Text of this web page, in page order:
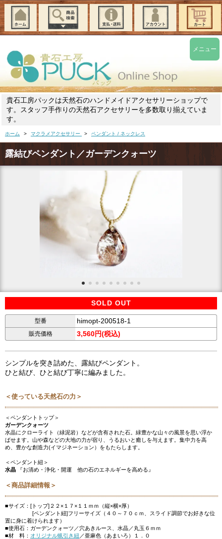
貴石工房パックは天然石のハンドメイドアクセサリーショップで
す。スタッフ手作りの天然石アクセサリーを多数取り揃えていま
す。
ホーム > マクラメアクセサリー > ペンダント / ネックレス
露結びペンダント／ガーデンクォーツ
SOLD OUT
型番 himopt-200518-1
販売価格 3,560円(税込)
シンプルを突き詰めた、露結びペンダント。
ひと結び、ひと結び丁寧に編みました。
＜使っている天然石の力＞
＜ペンダントトップ＞
ガーデンクォーツ
水晶にクローライト（緑泥岩）などが含有された石。緑豊かな山々の風景を思い浮か
ばせます。山や森などの大地の力が宿り、うるおいと癒しを与えます。集中力を高
め、豊かな創造力(イマジネーション）をもたらします。
＜ペンダント紐＞
水晶 『お清め・浄化・開運 他の石のエネルギーを高める』
＜商品詳細情報＞
■サイズ：[トップ]２２×１７×１１ｍｍ（縦×横×厚）
[ペンダント紐]フリーサイズ（４０～７０ｃｍ、スライド調節でお好きな位
置に身に着けられます）
■使用石：ガーデンクォーツ／穴あきルース、水晶／丸玉６ｍｍ
■材 料： オリジナル蝋引き紐 ／亜麻色（あまいろ）１．０
メニュー